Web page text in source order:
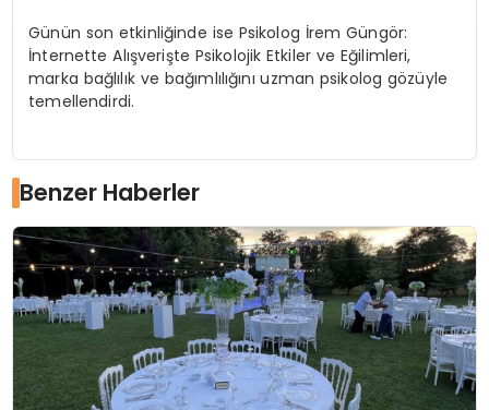
Günün son etkinliğinde ise Psikolog İrem Güngör:
İnternette Alışverişte Psikolojik Etkiler ve Eğilimleri,
marka bağlılık ve bağımlılığını uzman psikolog gözüyle
temellendirdi.
Benzer Haberler